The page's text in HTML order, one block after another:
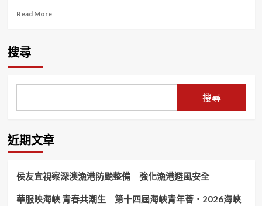
Read MoreRead
球！
事
局
強
攻
搜尋
搜尋
近期文章
侯友宜視察深澳漁港防颱整備 強化漁港避風安全
華服映海峽 青春共潮生 第十四屆海峽青年薈．2026海峽